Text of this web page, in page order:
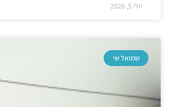
יולי 5, 2026
שמואל שי